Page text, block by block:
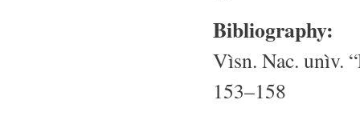
Bibliography:
Vìsn. Nac. unìv.
153–158